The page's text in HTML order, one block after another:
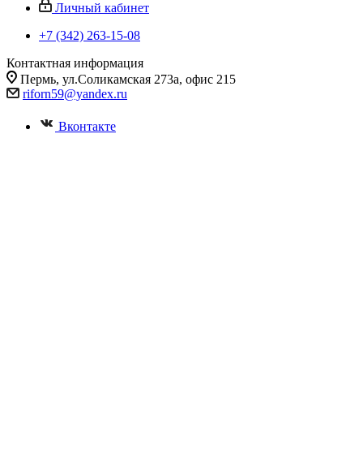
Личный кабинет
+7 (342) 263-15-08
Контактная информация
Пермь, ул.Соликамская 273а, офис 215
riforn59@yandex.ru
Вконтакте